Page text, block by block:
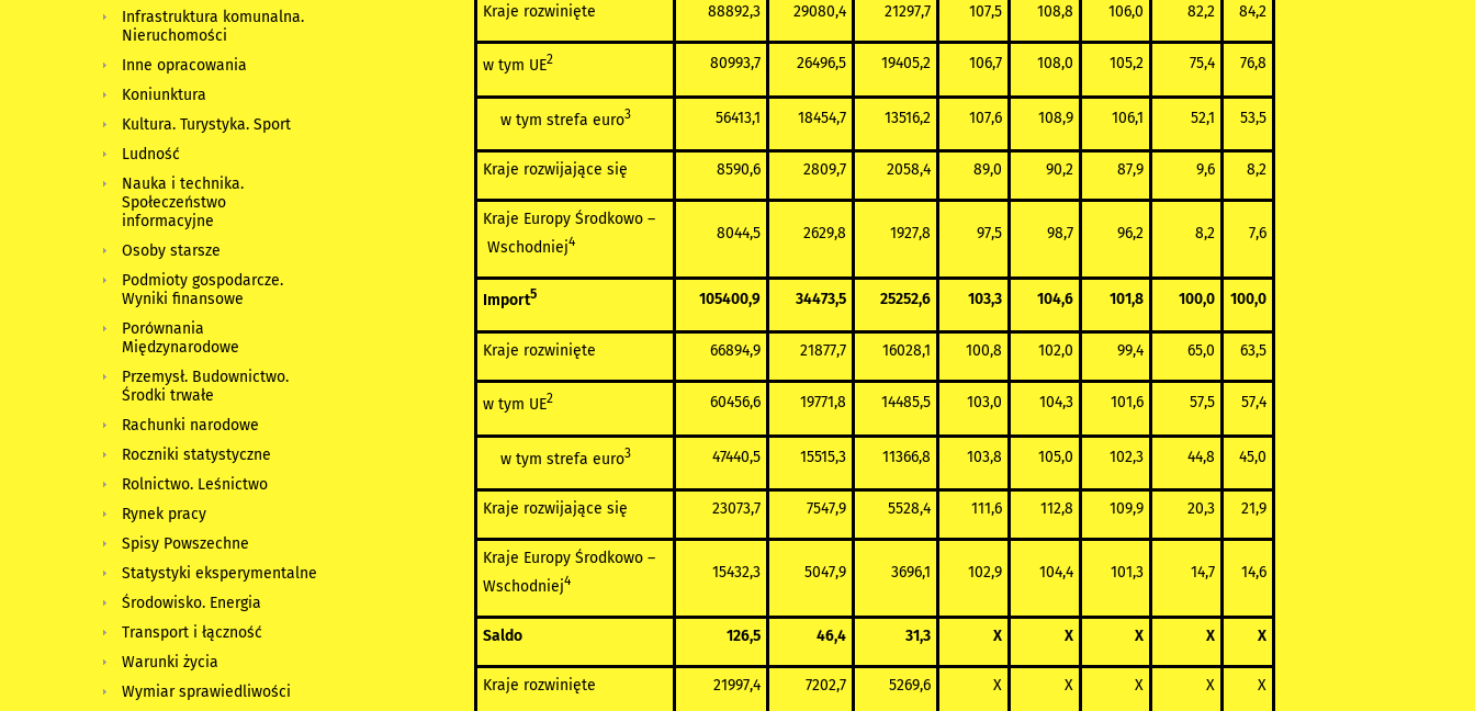
Kraje rozwinięte 88892,3 29080,4 21297,7 107,5 108,8 106,0 82,2 84,2
w tym UE2 80993,7 26496,5 19405,2 106,7 108,0 105,2 75,4 76,8
w tym strefa euro3 56413,1 18454,7 13516,2 107,6 108,9 106,1 52,1 53,5
Kraje rozwijające się 8590,6 2809,7 2058,4 89,0 90,2 87,9 9,6 8,2
Kraje Europy Środkowo –
Wschodniej4 8044,5 2629,8 1927,8 97,5 98,7 96,2 8,2 7,6
Import5 105400,9 34473,5 25252,6 103,3 104,6 101,8 100,0 100,0
Kraje rozwinięte 66894,9 21877,7 16028,1 100,8 102,0 99,4 65,0 63,5
w tym UE2 60456,6 19771,8 14485,5 103,0 104,3 101,6 57,5 57,4
w tym strefa euro3 47440,5 15515,3 11366,8 103,8 105,0 102,3 44,8 45,0
Kraje rozwijające się 23073,7 7547,9 5528,4 111,6 112,8 109,9 20,3 21,9
Kraje Europy Środkowo –
Wschodniej4 15432,3 5047,9 3696,1 102,9 104,4 101,3 14,7 14,6
Saldo 126,5 46,4 31,3 X X X X X
Kraje rozwinięte 21997,4 7202,7 5269,6 X X X X X
Infrastruktura komunalna.
Nieruchomości
Inne opracowania
Koniunktura
Kultura. Turystyka. Sport
Ludność
Nauka i technika.
Społeczeństwo
informacyjne
Osoby starsze
Podmioty gospodarcze.
Wyniki finansowe
Porównania
Międzynarodowe
Przemysł. Budownictwo.
Środki trwałe
Rachunki narodowe
Roczniki statystyczne
Rolnictwo. Leśnictwo
Rynek pracy
Spisy Powszechne
Statystyki eksperymentalne
Środowisko. Energia
Transport i łączność
Warunki życia
Wymiar sprawiedliwości